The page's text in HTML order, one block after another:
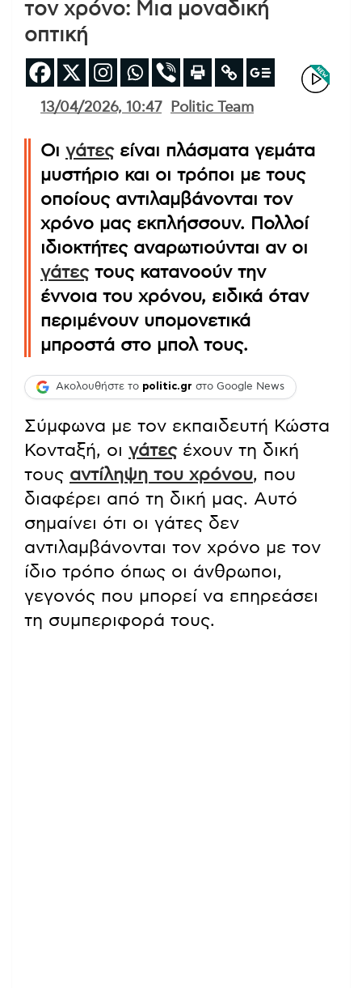
τον χρόνο: Μια μοναδική
οπτική
13/04/2026, 10:47 Politic Team
Οι γάτεςείναι πλάσματα γεμάτα
μυστήριο και οι τρόποι με τους
οποίους αντιλαμβάνονται τον
χρόνο μας εκπλήσσουν. Πολλοί
ιδιοκτήτες αναρωτιούνται αν οι
γάτεςτους κατανοούν την
έννοια του χρόνου, ειδικά όταν
περιμένουν υπομονετικά
μπροστά στο μπολ τους.
Ακολουθήστε το politic.gr στο Google News
Σύμφωνα με τον εκπαιδευτή Κώστα
Κονταξή, οι γάτεςέχουν τη δική
τους αντίληψη του χρόνου, που
διαφέρει από τη δική μας. Αυτό
σημαίνει ότι οι γάτες δεν
αντιλαμβάνονται τον χρόνο με τον
ίδιο τρόπο όπως οι άνθρωποι,
γεγονός που μπορεί να επηρεάσει
τη συμπεριφορά τους.